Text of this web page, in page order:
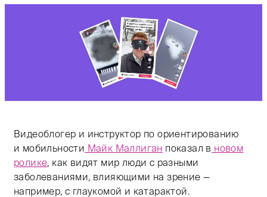
Видеоблогер и инструктор по ориентированию
и мобильности Майк Маллиган показал в новом
ролике, как видят мир люди с разными
заболеваниями, влияющими на зрение —
например, с глаукомой и катарактой.